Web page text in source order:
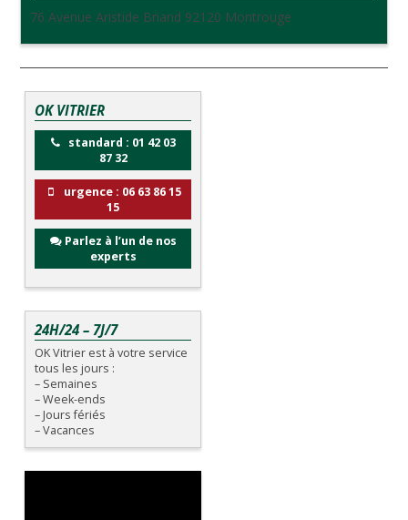
76 Avenue Aristide Briand 92120 Montrouge
OK VITRIER
standard : 01 42 03
87 32
urgence : 06 63 86 15
15
Parlez à l’un de nos
experts
24H/24 – 7J/7
OK Vitrier est à votre service
tous les jours :
– Semaines
– Week-ends
– Jours fériés
– Vacances